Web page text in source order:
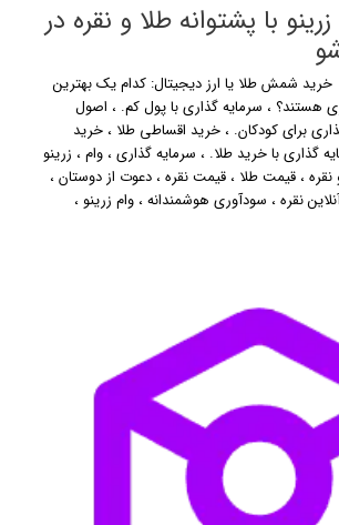
با پشتوانه طلا و نقره در
خرید شمش طلا یا ارز دیجیتال: کدام یک بهترین
هستند؟، سرمایه گذاری با پول کم. ، اصول
برای کودکان. ، خرید اقساطی طلا ، خرید
گذاری با خرید طلا. ، سرمایه گذاری، وام، زرینو
، قیمت طلا ، قیمت نقره، دعوت از دوستان،
نقره، سودآوری هوشمندانه، وام زرینو ،